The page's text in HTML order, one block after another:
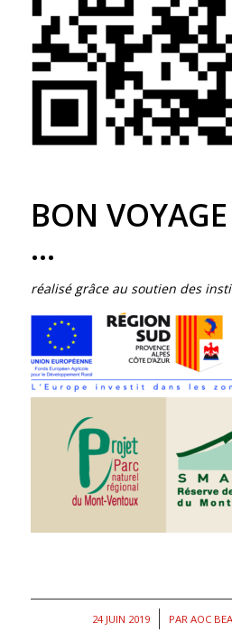
BON
…
réalisé grâce au soutien des
24 JUIN 2019
/ PAR AOC